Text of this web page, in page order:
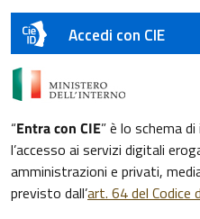
Accedi con CIE
“Entra con CIE” è lo schema
l’accesso ai servizi digitali
amministrazioni e privati,
previsto dall’art. 64 del Codice